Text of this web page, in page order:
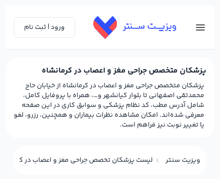
ورود | ثبت نام
پزشکان متخصص جراحی مغز و اعصاب در کرمانشاه
پزشکان متخصص جراحی مغز و اعصاب در کرمانشاه از خیابان حاج
محمدتقی اصفهانی تا بلوار کیانشهر و…، همراه با پروفایل کامل،
شامل آدرس مطب، کد نظام پزشکی و سوابق کاری در این صفحه
معرفی شده‌اند. امکان مشاهده نظرات بیماران و همچنین، رزرو، لغو
یا تغییر نوبت نیز فراهم است.
ویزیت سنتر لیست پزشکان تخصص جراحی مغز و اعصاب در